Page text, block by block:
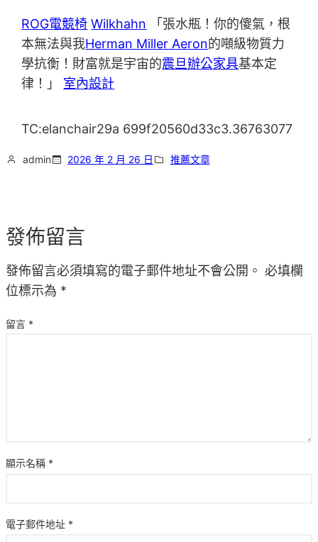
ROG電競椅 Wilkhahn 「張水瓶！你的傻氣，根
本無法與我Herman Miller Aeron的噸級物質力
學抗衡！財富就是宇宙的震旦辦公家具基本定
律！」 室內設計
TC:elanchair29a 699f20560d33c3.36763077
admin 2026 年 2 月 26 日 推薦文章
發佈留言
發佈留言必須填寫的電子郵件地址不會公開。 必填欄
位標示為 *
留言 *
顯示名稱 *
電子郵件地址 *